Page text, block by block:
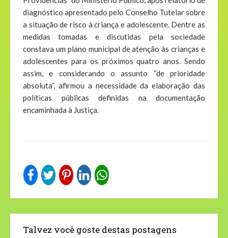
diagnóstico apresentado pelo Conselho Tutelar sobre
a situação de risco à criança e adolescente. Dentre as
medidas tomadas e discutidas pela sociedade
constava um plano municipal de atenção às crianças e
adolescentes para os próximos quatro anos. Sendo
assim, e considerando o assunto “de prioridade
absoluta”, afirmou a necessidade da elaboração das
políticas públicas definidas na documentação
encaminhada à Justiça.
Talvez você goste destas postagens